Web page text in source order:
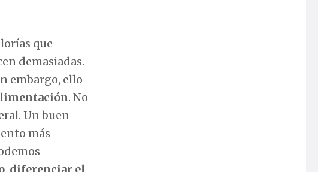
que
demasiadas.
embargo, ello
. No
Un buen
más